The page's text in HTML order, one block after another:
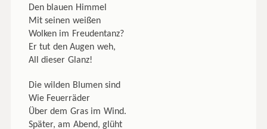
Den blauen Himmel
Mit seinen weißen
Wolken im Freudentanz?
Er tut den Augen weh,
All dieser Glanz!
Die wilden Blumen sind
Wie Feuerräder
Über dem Gras im Wind.
Später, am Abend, glüht